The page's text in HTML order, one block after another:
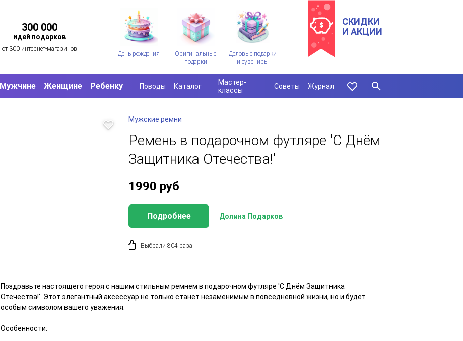
300 000
идей подарков
от 300 интернет-магазинов
День рождения
Оригинальные
подарки
Деловые подарки
и сувениры
СКИДКИ
И АКЦИИ
Мужчине Женщине Ребенку Поводы Каталог
Мастер-
классы
Советы Журнал
Мужские ремни
Ремень в подарочном футляре 'С Днём
Защитника Отечества!'
1990 руб
Подробнее Долина Подарков
Выбрали 804 раза
Поздравьте настоящего героя с нашим стильным ремнем в подарочном футляре 'С Днём Защитника
Отечества!'. Этот элегантный аксессуар не только станет незаменимым в повседневной жизни, но и будет
особым символом вашего уважения.
Особенности: